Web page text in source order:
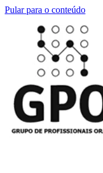
Pular para o conteúdo